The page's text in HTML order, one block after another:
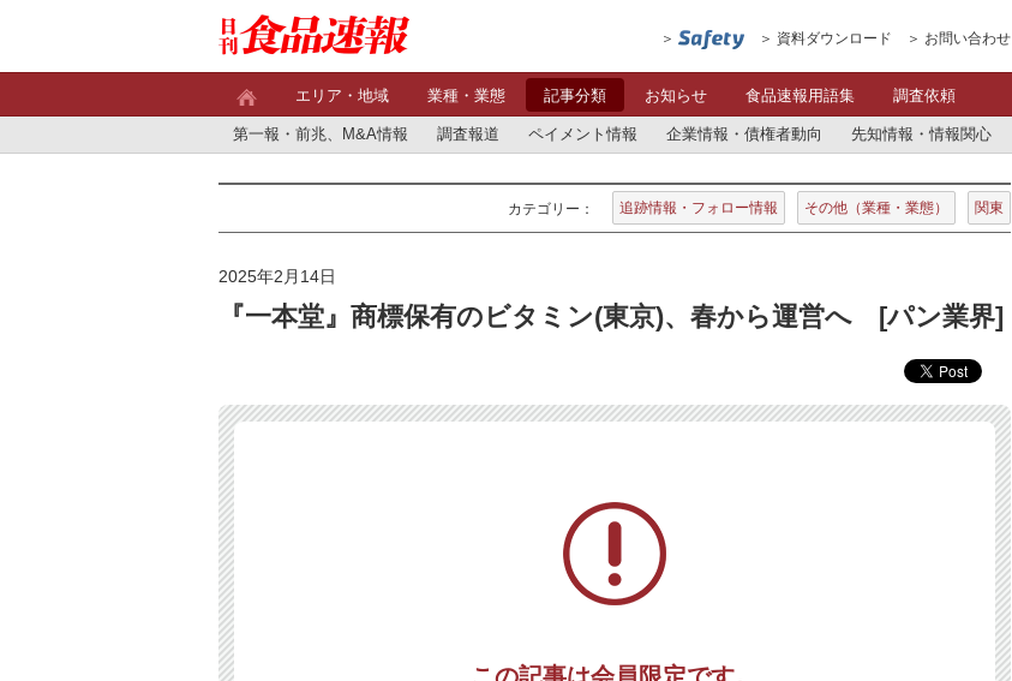
資料ダウンロード お問い合わせ
エリア・地域 業種・業態 記事分類 お知らせ 食品速報用語集 調査依頼
第一報・前兆、M&A情報 調査報道 ペイメント情報 企業情報・債権者動向 先知情報・情報関心
カテゴリー： 追跡情報・フォロー情報 その他（業種・業態） 関東
2025年2月14日
『一本堂』商標保有のビタミン(東京)、春から運営へ [パン業界]